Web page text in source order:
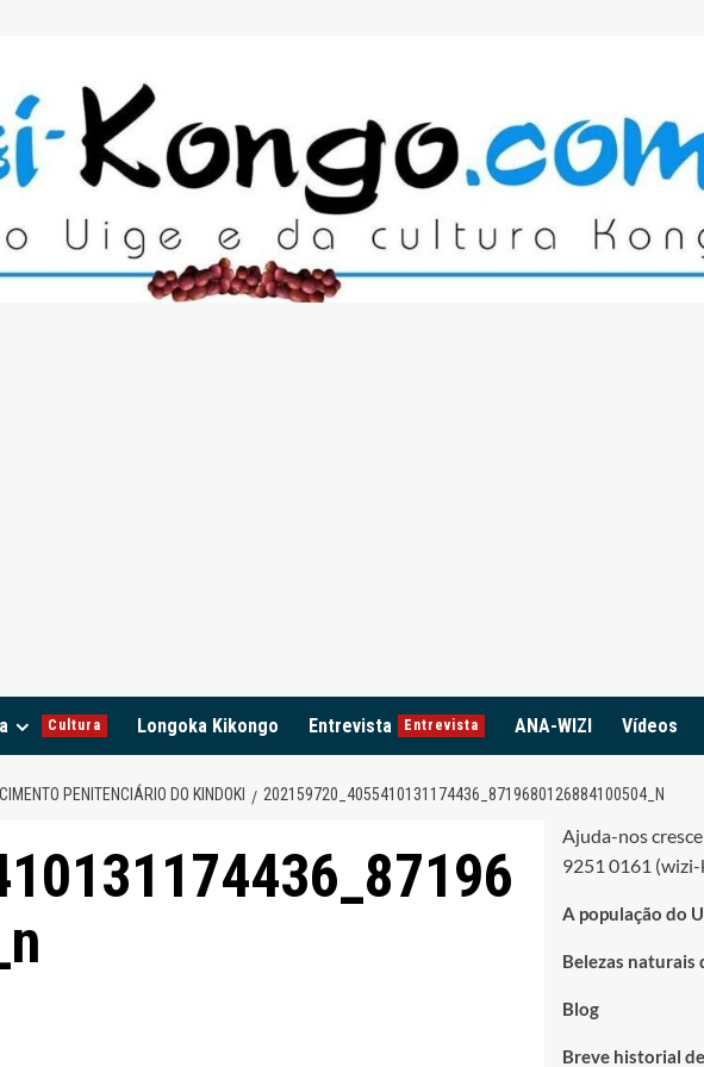
Cultura Longoka Kikongo Entrevista Entrevista ANA-WIZI Vídeos
PENITENCIÁRIO DO KINDOKI 202159720_4055410131174436_8719680126884100504_N
Ajuda-nos
9251 0161
A população do
Belezas naturais
Blog
Breve historial